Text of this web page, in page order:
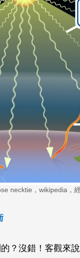
necktie，wikipedia，
？沒錯！客觀來